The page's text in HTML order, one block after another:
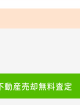
動産売却無料査定